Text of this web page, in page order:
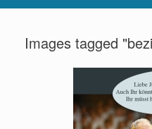
Images tagged